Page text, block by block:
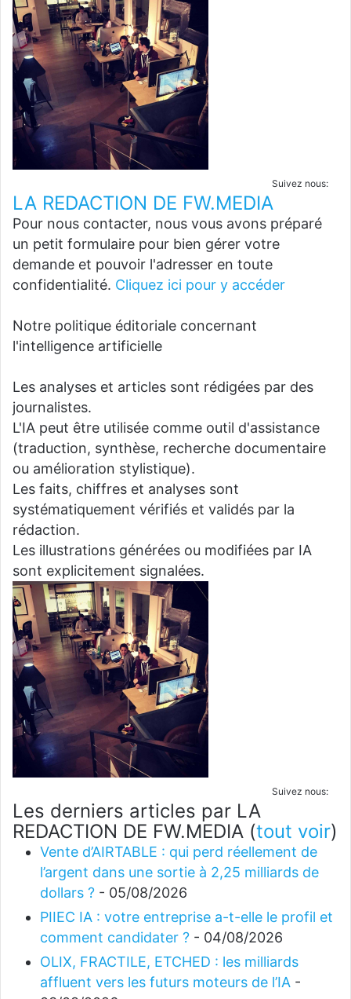
Suivez nous:
LA REDACTION DE FW.MEDIA
Pour nous contacter, nous vous avons préparé
un petit formulaire pour bien gérer votre
demande et pouvoir l'adresser en toute
confidentialité. Cliquez ici pour y accéder
Notre politique éditoriale concernant
l'intelligence artificielle
Les analyses et articles sont rédigées par des
journalistes.
L'IA peut être utilisée comme outil d'assistance
(traduction, synthèse, recherche documentaire
ou amélioration stylistique).
Les faits, chiffres et analyses sont
systématiquement vérifiés et validés par la
rédaction.
Les illustrations générées ou modifiées par IA
sont explicitement signalées.
Suivez nous:
Les derniers articles par LA
REDACTION DE FW.MEDIA (tout voir)
Vente d’AIRTABLE : qui perd réellement de
l’argent dans une sortie à 2,25 milliards de
dollars ? - 05/08/2026
PIIEC IA : votre entreprise a-t-elle le profil et
comment candidater ? - 04/08/2026
OLIX, FRACTILE, ETCHED : les milliards
affluent vers les futurs moteurs de l’IA -